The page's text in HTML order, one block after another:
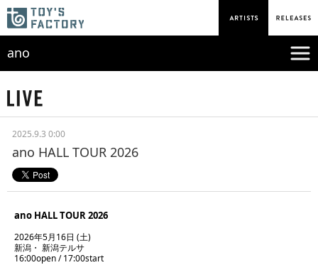
ano
2025.9.3 0:00
ano HALL TOUR 2026
ano HALL TOUR 2026
2026年5月16日 (土)
新潟・ 新潟テルサ
16:00open / 17:00start